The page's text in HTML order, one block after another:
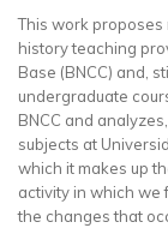
This work
history teaching
Base (BNCC) and,
undergraduate
BNCC and
subjects at
which it makes up
activity in which we
the changes that